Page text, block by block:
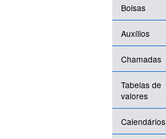
Bolsas
Auxílios
Chamadas
Tabelas de
valores
Calendários